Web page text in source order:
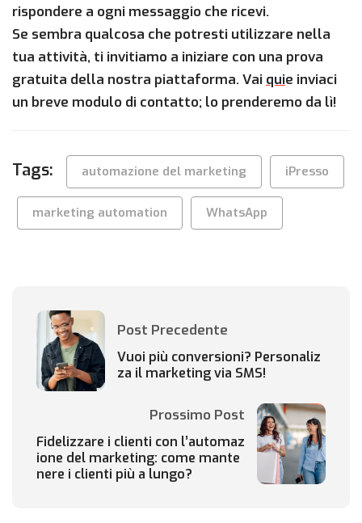
rispondere a ogni messaggio che ricevi.
Se sembra qualcosa che potresti utilizzare nella
tua attività, ti invitiamo a iniziare con una prova
gratuita della nostra piattaforma. Vai quie inviaci
un breve modulo di contatto; lo prenderemo da lì!
Tags: automazione del marketing iPresso
marketing automation WhatsApp
Post Precedente
Vuoi più conversioni? Personaliz
za il marketing via SMS!
Prossimo Post
Fidelizzare i clienti con l’automaz
ione del marketing: come mante
nere i clienti più a lungo?